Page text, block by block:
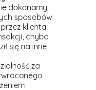
dokonamy
sposobów
klienta
chyba
się na inne
za